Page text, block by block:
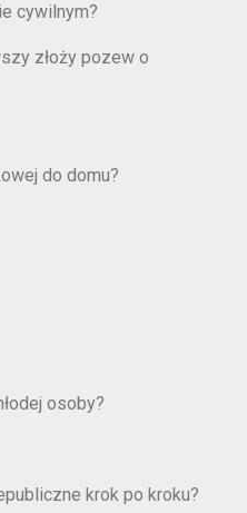
cywilnym?
złoży pozew o
do domu?
osoby?
krok po kroku?